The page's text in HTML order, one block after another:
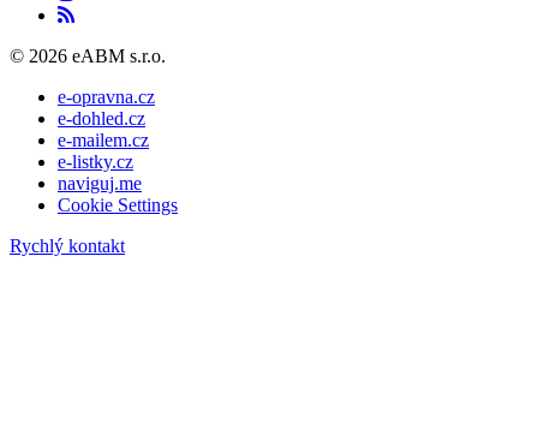
© 2026 eABM s.r.o.
e-opravna.cz
e-dohled.cz
e-mailem.cz
e-listky.cz
naviguj.me
Cookie Settings
Rychlý kontakt